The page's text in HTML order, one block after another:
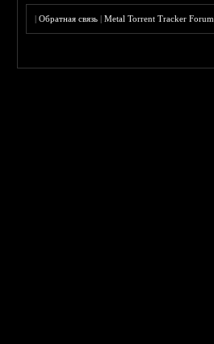
|Обратная связь |Metal Torrent Tracker Forum